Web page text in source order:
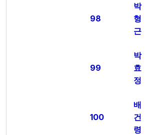
98
박
형
근
99
박
효
정
100
배
건
령